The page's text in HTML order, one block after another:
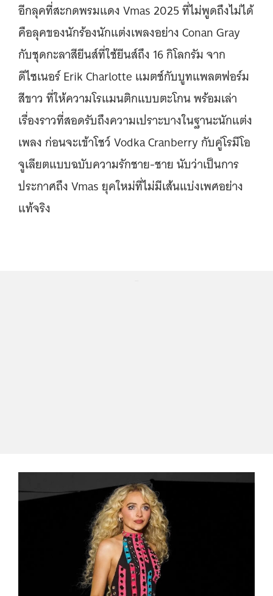
อีกลุคที่สะกดพรมแดง Vmas 2025 ที่ไม่พูดถึงไม่ได้
คือลุคของนักร้องนักแต่งเพลงอย่าง Conan Gray
กับชุดกะลาสียีนส์ที่ใช้ยีนส์ถึง 16 กิโลกรัม จาก
ดีไซเนอร์ Erik Charlotte แมตช์กับบูทแพลตฟอร์ม
สีขาว ที่ให้ความโรแมนติกแบบตะโกน พร้อมเล่า
เรื่องราวที่สอดรับถึงความเปราะบางในฐานะนักแต่ง
เพลง ก่อนจะเข้าโชว์ Vodka Cranberry กับคู่โรมีโอ
จูเลียตแบบฉบับความรักชาย-ชาย นับว่าเป็นการ
ประกาศถึง Vmas ยุคใหม่ที่ไม่มีเส้นแบ่งเพศอย่าง
แท้จริง